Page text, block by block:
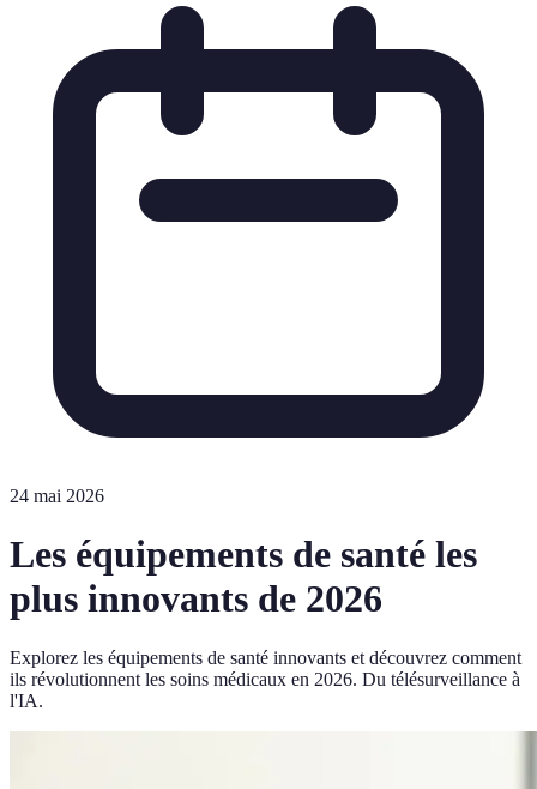
24 mai 2026
Les équipements de santé les
plus innovants de 2026
Explorez les équipements de santé innovants et découvrez comment
ils révolutionnent les soins médicaux en 2026. Du télésurveillance à
l'IA.